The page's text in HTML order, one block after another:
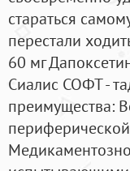
стараться
перестали
60 мг
Сиалис СОФТ -
преимущества: